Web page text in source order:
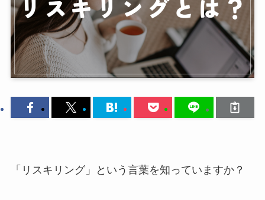
「リスキリング」という言葉を知っていますか？